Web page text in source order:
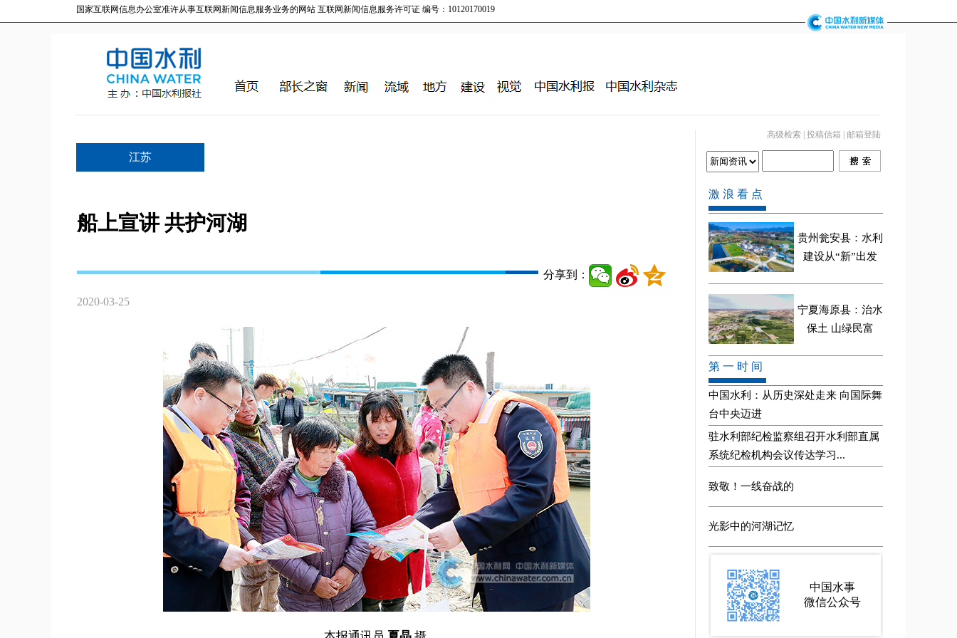
国家互联网信息办公室准许从事互联网新闻信息服务业务的网站 互联网新闻信息服务许可证 编号：10120170019
江苏
高级检索 投稿信箱 邮箱登陆
船上宣讲 共护河湖
分享到：
2020-03-25